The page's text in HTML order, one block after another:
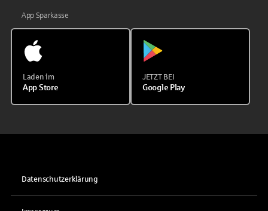
App Sparkasse
Laden im
App Store
JETZT BEI
Google Play
Datenschutzerklärung